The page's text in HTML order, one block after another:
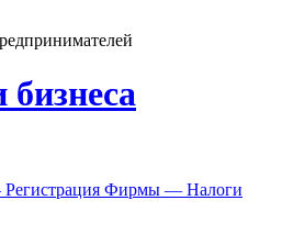
Регистрация Фирмы — Налоги